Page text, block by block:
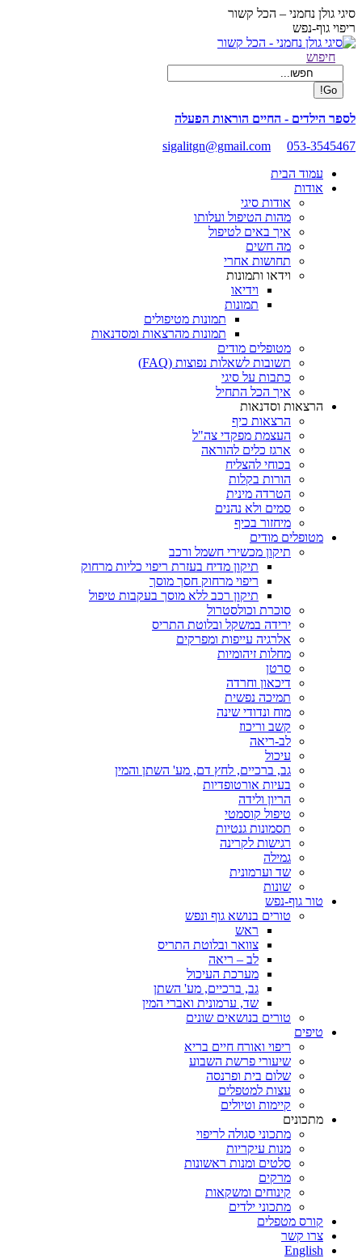
Skip
to
content
סיגי גולן נחמני – הכל קשור
ריפוי גוף-נפש
Facebook
opens
new
window
Search:
חיפוש
לספר הילדים - החיים הוראות הפעלה
sigalitgn@gmail.com
053-3545467
עמוד הבית
אודות
אודות סיגי
מהות הטיפול ועלותו
איך באים לטיפול
מה חשים
תחושות אחרי
וידאו ותמונות
וידיאו
תמונות
תמונות מטיפולים
תמונות מהרצאות ומסדנאות
מטופלים מודים
תשובות לשאלות נפוצות (FAQ)
כתבות על סיגי
איך הכל התחיל
הרצאות וסדנאות
הרצאות כיף
העצמת מפקדי צה"ל
ארגז כלים להוראה
בכוחי להצליח
הורות בקלות
הטרדה מינית
סמים ולא נהנים
מיחזור בכיף
מטופלים מודים
תיקון מכשירי חשמל ורכב
תיקון מדיח בעזרת ריפוי כליות מרחוק
ריפוי מרחוק חסך מוסך
תיקון רכב ללא מוסך בעקבות טיפול
סוכרת וכולסטרול
ירידה במשקל ובלוטת התריס
אלרגיה עייפות ומפרקים
מחלות זיהומיות
סרטן
דיכאון וחרדה
תמיכה נפשית
מוח ונדודי שינה
קשב וריכוז
לב-ריאה
עיכול
גב, ברכיים, לחץ דם, מע' השתן והמין
בעיות אורטופדיות
הריון ולידה
טיפול קוסמטי
תסמונות גנטיות
רגישות לקרינה
גמילה
שד וערמונית
שונות
טור גוף-נפש
טורים בנושא גוף ונפש
ראש
צוואר ובלוטת התריס
לב – ריאה
מערכת העיכול
גב, ברכיים, מע' השתן
שד, ערמונית ואברי המין
טורים בנושאים שונים
טיפים
ריפוי ואורח חיים בריא
שיעורי פרשת השבוע
שלום בית ופרנסה
עצות למטפלים
קיימות וטיולים
מתכונים
מתכוני סגולה לריפוי
מנות עיקריות
סלטים ומנות ראשונות
מרקים
קינוחים ומשקאות
מתכוני ילדים
קורס מטפלים
צרו קשר
English